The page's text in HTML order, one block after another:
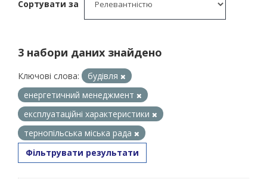
Сортувати за
3 набори даних знайдено
Ключові слова:
будівля
енергетичний менеджмент
експлуатаційні характеристики
тернопільська міська рада
Фільтрувати результати